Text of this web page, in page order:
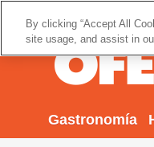
Gastronomía
By clicking “Accept All
site usage, and assist in